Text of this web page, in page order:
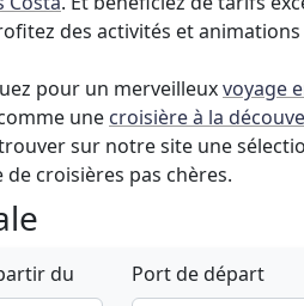
des activités et
pour un merveilleuxvoyage
une croisière à la
sur notre site une
croisières pas chères.
du
Port de départ